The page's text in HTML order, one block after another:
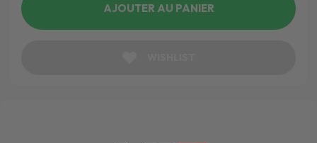
AJOUTER AU PANIER